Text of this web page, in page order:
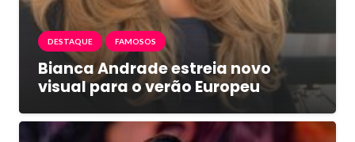
DESTAQUE FAMOSOS
Bianca Andrade estreia novo
visual para o verão Europeu